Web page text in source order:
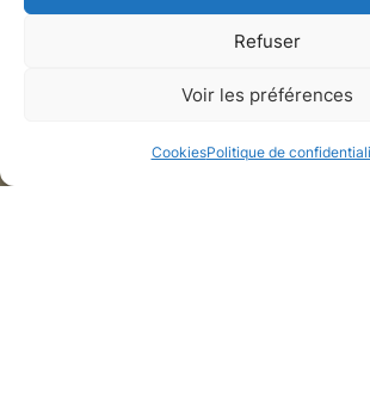
Refuser
Voir les préférences
CookiesPolitique de